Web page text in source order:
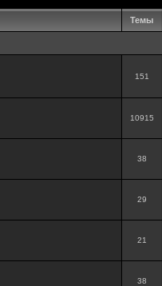
Темы
151
10915
38
29
21
38